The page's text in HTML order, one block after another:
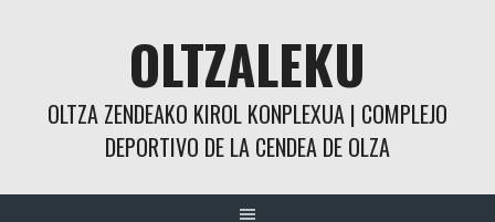
OLTZALEKU
OLTZA ZENDEAKO KIROL KONPLEXUA | COMPLEJO
DEPORTIVO DE LA CENDEA DE OLZA